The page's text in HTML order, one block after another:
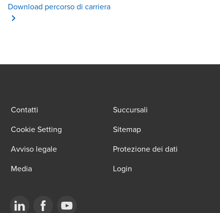
Download percorso di carrieraOpens in a new window/tab
Contatti
Succursali
Cookie Setting
Sitemap
Avviso legale
Protezione dei dati
Media
Login